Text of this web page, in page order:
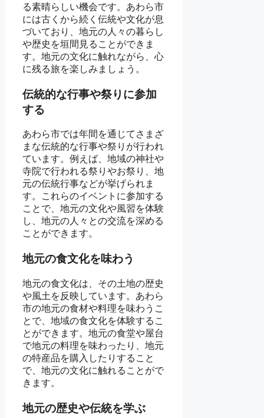
る素晴らしい機会です。あわら市
には古くから続く伝統や文化が息
づいており、地元の人々の暮らし
や歴史を垣間見ることができま
す。地元の文化に触れながら、心
に残る旅を楽しみましょう。
伝統的な行事や祭りに参加
する
あわら市では年間を通じてさまざ
まな伝統的な行事や祭りが行われ
ています。例えば、地域の神社や
寺院で行われる祭りやお祭り、地
元の伝統行事などが挙げられま
す。これらのイベントに参加する
ことで、地元の文化や風習を体験
し、地元の人々との交流を深める
ことができます。
地元の食文化を味わう
地元の食文化は、その土地の歴史
や風土を反映しています。あわら
市の地元の食材や料理を味わうこ
とで、地域の食文化を体験するこ
とができます。地元の食堂や屋台
で地元の料理を味わったり、地元
の特産品を購入したりすること
で、地元の文化に触れることがで
きます。
地元の歴史や伝統を学ぶ